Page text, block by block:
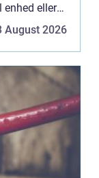
enhed eller
der den
August 2026